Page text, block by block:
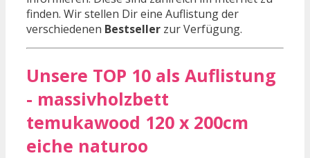
finden. Wir stellen Dir eine Auflistung der
verschiedenen Bestseller zur Verfügung.
Unsere TOP 10 als Auflistung
- massivholzbett
temukawood 120 x 200cm
eiche naturoo